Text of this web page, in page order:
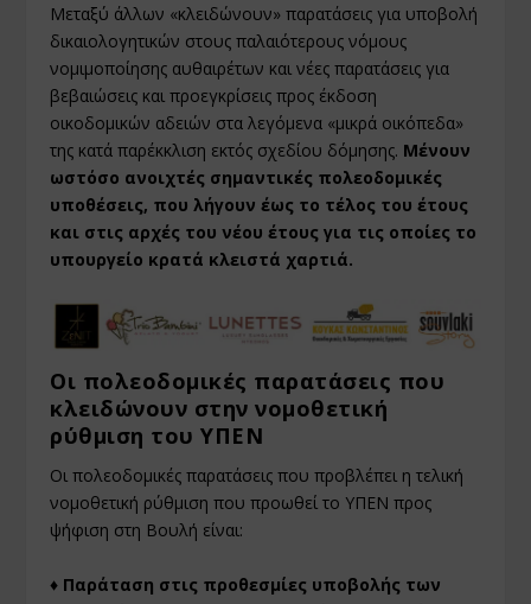
Μεταξύ άλλων «κλειδώνουν» παρατάσεις για υποβολή
δικαιολογητικών στους παλαιότερους νόμους
νομιμοποίησης αυθαιρέτων και νέες παρατάσεις για
βεβαιώσεις και προεγκρίσεις προς έκδοση
οικοδομικών αδειών στα λεγόμενα «μικρά οικόπεδα»
της κατά παρέκκλιση εκτός σχεδίου δόμησης. Μένουν
ωστόσο ανοιχτές σημαντικές πολεοδομικές
υποθέσεις, που λήγουν έως το τέλος του έτους
και στις αρχές του νέου έτους για τις οποίες το
υπουργείο κρατά κλειστά χαρτιά.
Οι πολεοδομικές παρατάσεις που
κλειδώνουν στην νομοθετική
ρύθμιση του ΥΠΕΝ
Οι πολεοδομικές παρατάσεις που προβλέπει η τελική
νομοθετική ρύθμιση που προωθεί το ΥΠΕΝ προς
ψήφιση στη Βουλή είναι:
♦ Παράταση στις προθεσμίες υποβολής των